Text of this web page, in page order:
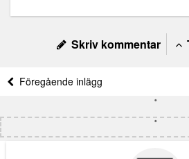
Skriv kommentar
Föregående inlägg